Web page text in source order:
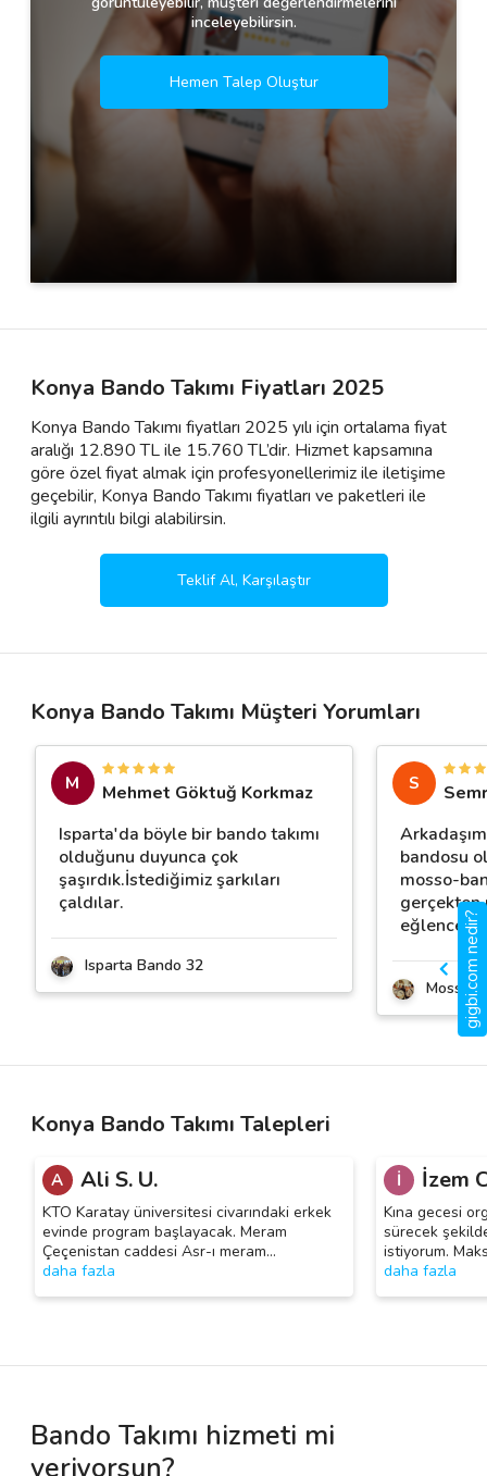
inceleyebilirsin.
Hemen Talep Oluştur
Konya Bando Takımı Fiyatları 2025
Konya Bando Takımı fiyatları 2025 yılı için ortalama fiyat
aralığı 12.890 TL ile 15.760 TL’dir. Hizmet kapsamına
göre özel fiyat almak için profesyonellerimiz ile iletişime
geçebilir, Konya Bando Takımı fiyatları ve paketleri ile
ilgili ayrıntılı bilgi alabilirsin.
Teklif Al, Karşılaştır
Konya Bando Takımı Müşteri Yorumları
M
Mehmet Göktuğ Korkmaz
Isparta'da böyle bir bando takımı
olduğunu duyunca çok
şaşırdık.İstediğimiz şarkıları
çaldılar.
Isparta Bando 32
S
bandosu
mosso-
gerçekten
eğlenceli
Mosso
Konya Bando Takımı Talepleri
A Ali S. U.
KTO Karatay üniversitesi civarındaki erkek
evinde program başlayacak. Meram
Çeçenistan caddesi Asr-ı meram…
daha fazla
İ İzem
Kına gecesi
sürecek
istiyorum.
daha fazla
Bando Takımı hizmeti mi
veriyorsun?
gigbi.com nedir?